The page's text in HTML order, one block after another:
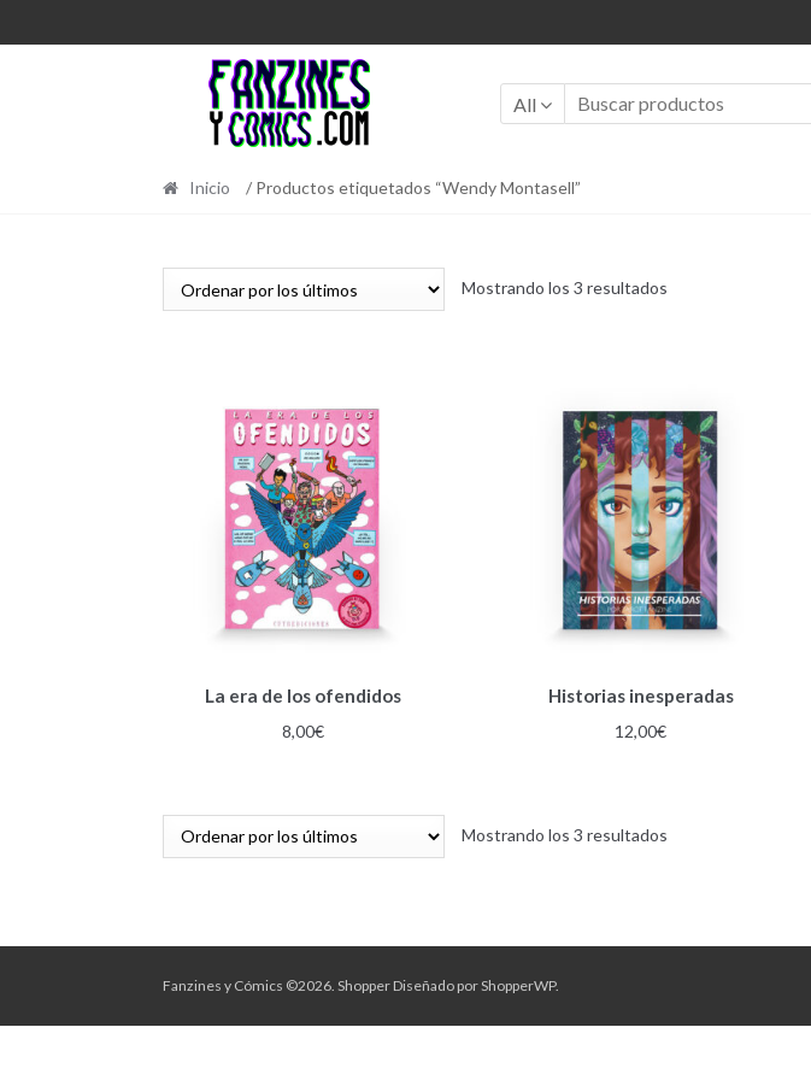
a
navegación
al
contenido
All
Inicio / Productos etiquetados “Wendy Montasell”
Mostrando los 3 resultadosOrdenado
La era de los ofendidos
8,00€
Historias inesperadas
12,00€
Mostrando los 3 resultadosOrdenado
Fanzines y Cómics ©2026. ShopperDiseñado porShopperWP.